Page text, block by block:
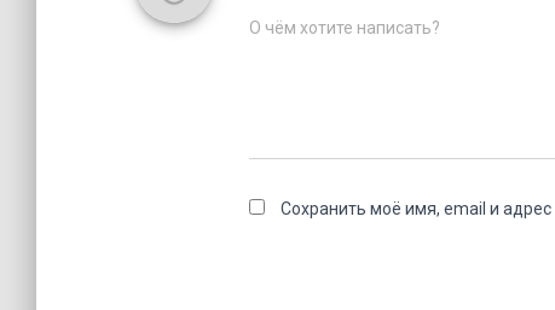
О чём хотите написать?
Сохранить моё имя, email и